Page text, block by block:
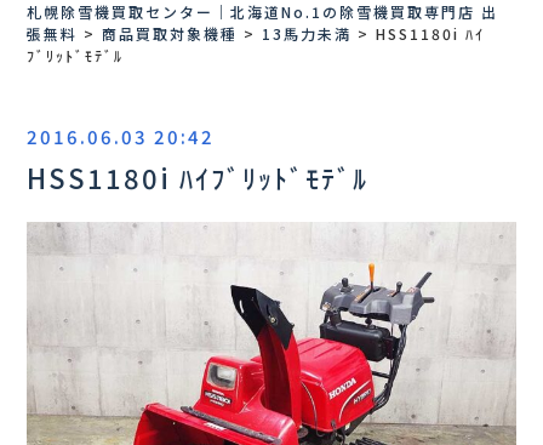
札幌除雪機買取センター｜北海道No.1の除雪機買取専門店 出
張無料 >商品買取対象機種 > 13馬力未満 >HSS1180i ﾊｲ
ﾌﾞﾘｯﾄﾞﾓﾃﾞﾙ
2016.06.03 20:42
HSS1180i ﾊｲﾌﾞﾘｯﾄﾞﾓﾃﾞﾙ